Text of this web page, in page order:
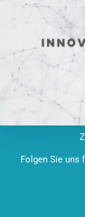
Folgen Sie uns